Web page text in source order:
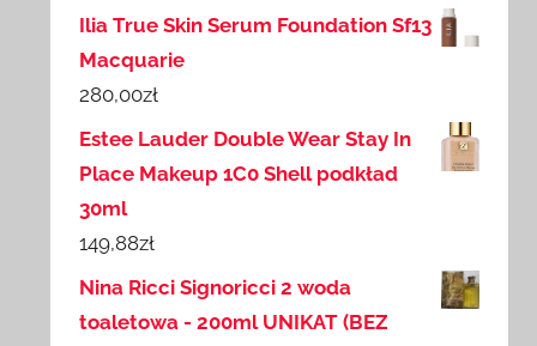
Ilia True Skin Serum Foundation Sf13
Macquarie
280,00zł
Estee Lauder Double Wear Stay In
Place Makeup 1C0 Shell podkład
30ml
149,88zł
Nina Ricci Signoricci 2 woda
toaletowa - 200ml UNIKAT (BEZ